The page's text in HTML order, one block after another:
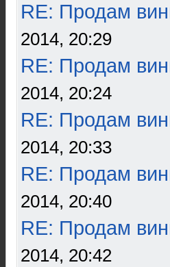
RE: Продам
2014, 20:29
RE: Продам
2014, 20:24
RE: Продам
2014, 20:33
RE: Продам
2014, 20:40
RE: Продам
2014, 20:42